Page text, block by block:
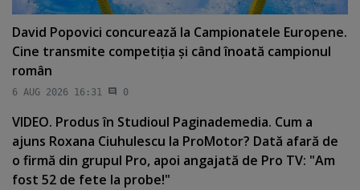
David Popovici concurează la Campionatele Europene.
Cine transmite competiţia şi când înoată campionul
român
6 AUG 2026 16:31 0
VIDEO. Produs în Studioul Paginademedia. Cum a
ajuns Roxana Ciuhulescu la ProMotor? Dată afară de
o firmă din grupul Pro, apoi angajată de Pro TV: "Am
fost 52 de fete la probe!"